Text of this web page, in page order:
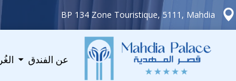
BP 134 Zone Touristique, 5111, Mahdia
عن الفندق